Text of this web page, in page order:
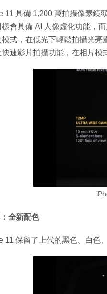
11 具備 1,200 萬拍攝像素鏡
樣會具備 AI 人像虛化功能，
式，在低光下輕鬆拍攝光亮
快速影片拍攝功能，在相片模
全新配色
11 保留了上代的黑色、白色